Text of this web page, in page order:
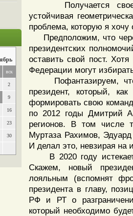
вск
2
9
16
23
30
Получается
устойчивая
проблема, которую я хочу
Предположим, что
президентских
оставить свой пост.
Федерации могут
Пофантазируем, что
президент, который,
формировать свою
по 2012 годы Дмитрий
регионов. В том числе
Муртаза Рахимов,
И делал это, невзирая на
В 2020 году истекает
Скажем, новый
лояльным (вспомнят
президента в главу,
РФ и РТ о
который необходимо